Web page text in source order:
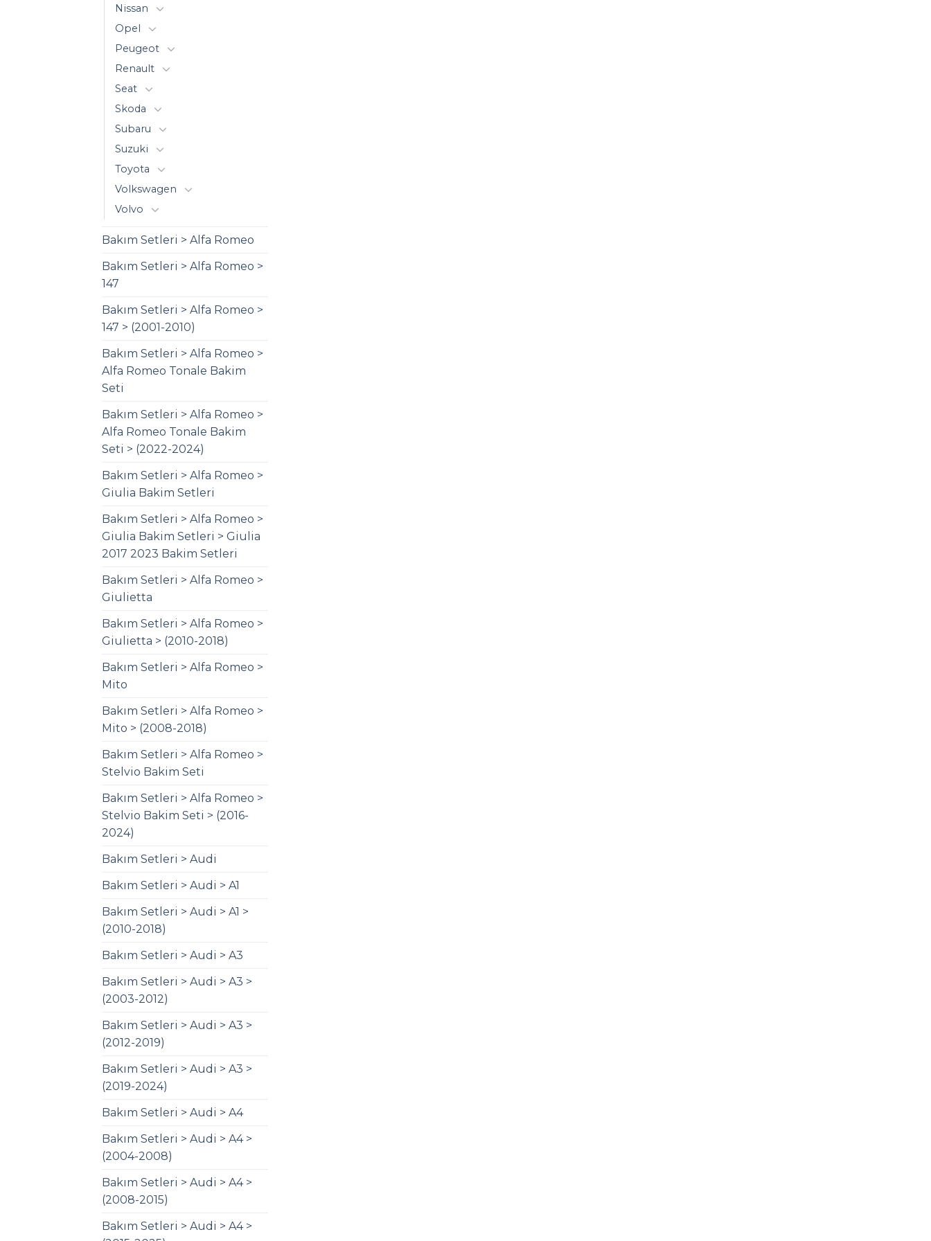
Nissan
Opel
Peugeot
Renault
Seat
Skoda
Subaru
Suzuki
Toyota
Volkswagen
Volvo
Bakım Setleri > Alfa Romeo
Bakım Setleri > Alfa Romeo >
147
Bakım Setleri > Alfa Romeo >
147 > (2001-2010)
Bakım Setleri > Alfa Romeo >
Alfa Romeo Tonale Bakim
Seti
Bakım Setleri > Alfa Romeo >
Alfa Romeo Tonale Bakim
Seti > (2022-2024)
Bakım Setleri > Alfa Romeo >
Giulia Bakim Setleri
Bakım Setleri > Alfa Romeo >
Giulia Bakim Setleri > Giulia
2017 2023 Bakim Setleri
Bakım Setleri > Alfa Romeo >
Giulietta
Bakım Setleri > Alfa Romeo >
Giulietta > (2010-2018)
Bakım Setleri > Alfa Romeo >
Mito
Bakım Setleri > Alfa Romeo >
Mito > (2008-2018)
Bakım Setleri > Alfa Romeo >
Stelvio Bakim Seti
Bakım Setleri > Alfa Romeo >
Stelvio Bakim Seti > (2016-
2024)
Bakım Setleri > Audi
Bakım Setleri > Audi > A1
Bakım Setleri > Audi > A1 >
(2010-2018)
Bakım Setleri > Audi > A3
Bakım Setleri > Audi > A3 >
(2003-2012)
Bakım Setleri > Audi > A3 >
(2012-2019)
Bakım Setleri > Audi > A3 >
(2019-2024)
Bakım Setleri > Audi > A4
Bakım Setleri > Audi > A4 >
(2004-2008)
Bakım Setleri > Audi > A4 >
(2008-2015)
Bakım Setleri > Audi > A4 >